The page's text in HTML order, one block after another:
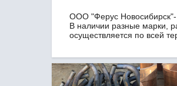
ООО "Ферус Новосибирск"-
В наличии разные марки,
осуществляется по всей